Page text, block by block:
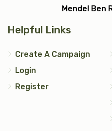
Mendel Ben
Helpful Links
Create A Campaign
Login
Register